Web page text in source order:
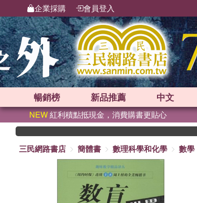
企業採購 會員登入
暢銷榜 新品推薦 中文
NEW紅利積點抵現金，消費購書更貼心
三民網路書店
簡體書 數理科學和化學 數學